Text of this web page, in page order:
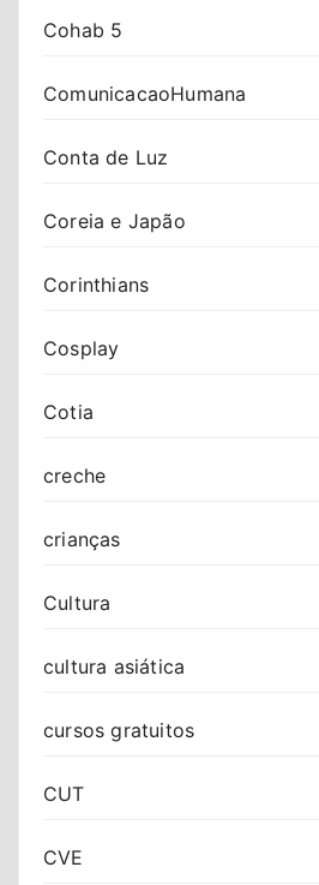
Cohab 5
ComunicacaoHumana
Conta de Luz
Coreia e Japão
Corinthians
Cosplay
Cotia
creche
crianças
Cultura
cultura asiática
cursos gratuitos
CUT
CVE